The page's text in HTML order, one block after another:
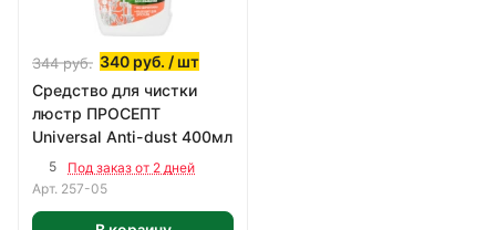
344руб. 340 руб. / шт
Средство для чистки
люстр ПРОСЕПТ
Universal Anti-dust 400мл
5
Под заказ от 2 дней
Арт. 257-05